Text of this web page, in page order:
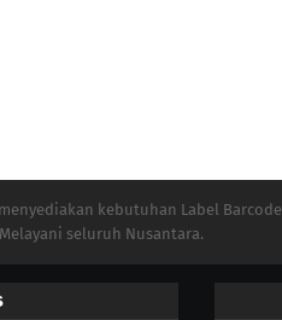
kebutuhan Label
Melayani seluruh Nusantara.